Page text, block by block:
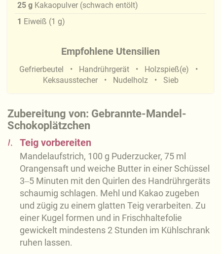
Zubereitung von: Gebrannte-Mandel-
Schokoplätzchen
1. Teig vorbereiten
Mandelaufstrich, 100 g Puderzucker, 75 ml
Orangensaft und weiche Butter in einer Schüssel
3‒5 Minuten mit den Quirlen des Handrührgeräts
schaumig schlagen. Mehl und Kakao zugeben
und zügig zu einem glatten Teig verarbeiten. Zu
einer Kugel formen und in Frischhaltefolie
gewickelt mindestens 2 Stunden im Kühlschrank
ruhen lassen.
25 g Kakaopulver (schwach entölt)
1 Eiweiß (1 g)
Empfohlene Utensilien
Gefrierbeutel Handrührgerät
Holzspieß(e)
Keksausstecher
Nudelholz Sieb